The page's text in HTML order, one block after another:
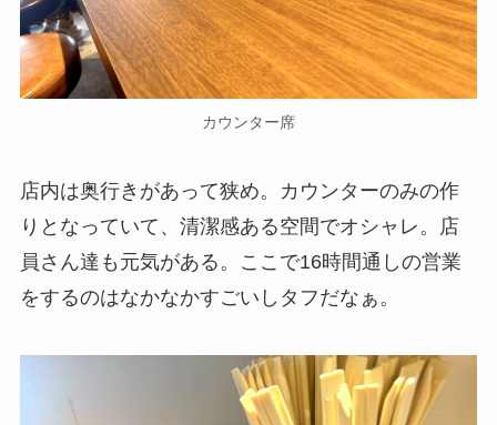
カウンター席
店内は奥行きがあって狭め。カウンターのみの作
りとなっていて、清潔感ある空間でオシャレ。店
員さん達も元気がある。ここで16時間通しの営業
をするのはなかなかすごいしタフだなぁ。